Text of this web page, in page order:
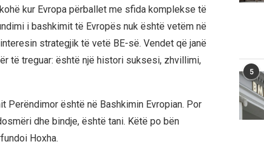
kur Evropa përballet me sfida komplekse të
i bashkimit të Evropës nuk është vetëm në
strategjik të vetë BE-së. Vendet që janë
të treguar: është një histori suksesi, zhvillimi,
Perëndimor është në Bashkimin Evropian. Por
dhe bindje, është tani. Këtë po bën
Hoxha.
5